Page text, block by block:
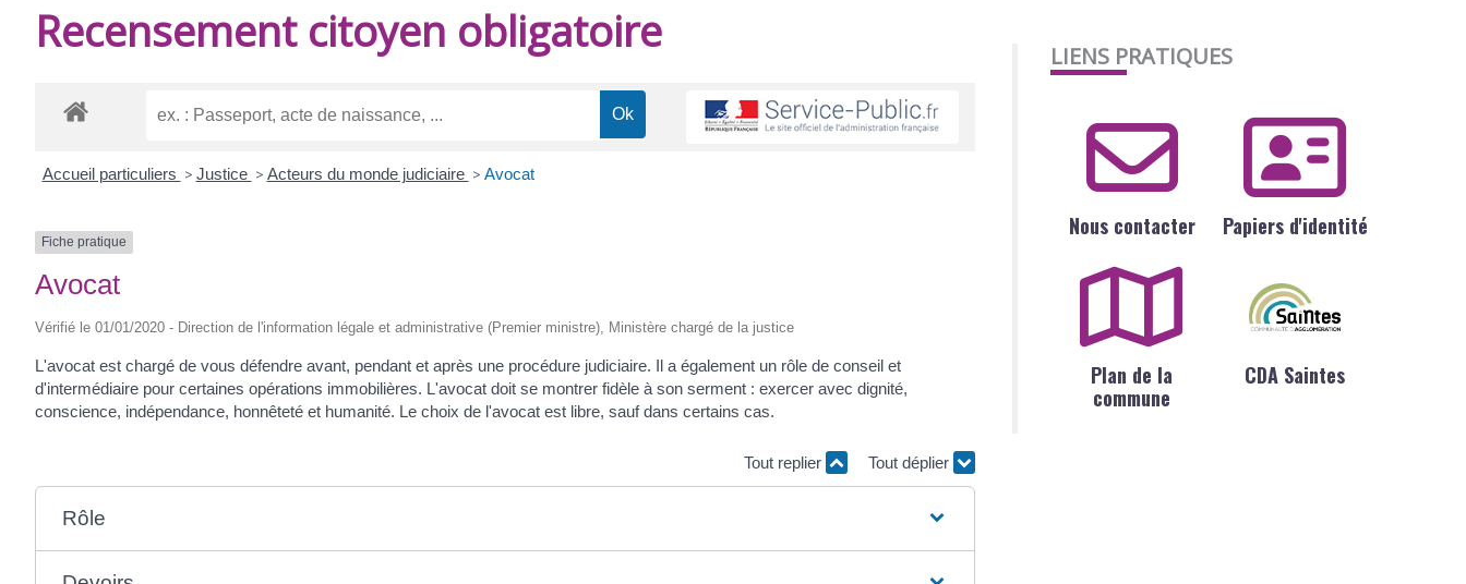
Recensement citoyen obligatoire
Accueil particuliers > Justice > Acteurs du monde judiciaire > Avocat
Fiche pratique
Avocat
Vérifié le 01/01/2020 - Direction de l'information légale et administrative (Premier ministre), Ministère chargé de la justice
L'avocat est chargé de vous défendre avant, pendant et après une procédure judiciaire. Il a également un rôle de conseil et
d'intermédiaire pour certaines opérations immobilières. L'avocat doit se montrer fidèle à son serment : exercer avec dignité,
conscience, indépendance, honnêteté et humanité. Le choix de l'avocat est libre, sauf dans certains cas.
Tout replier Tout déplier
Rôle
LIENS PRATIQUES
Nous contacter Papiers d'identité
Plan de la
commune
CDA Saintes